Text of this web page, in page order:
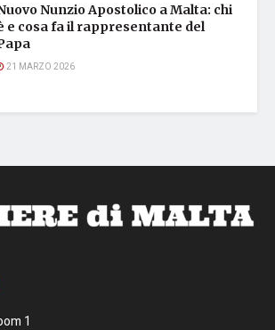
Nunzio Apostolico a Malta: chi
e cosa fa il rappresentante del
21 MARZO 2026
1